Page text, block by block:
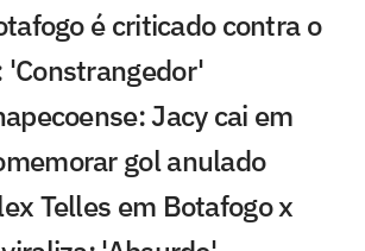
é criticado contra o
'Constrangedor'
Jacy cai em
gol anulado
Telles em Botafogo x